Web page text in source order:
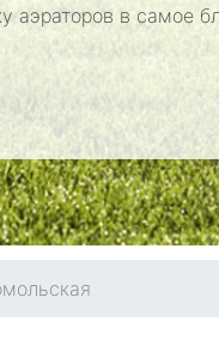
аэраторов в самое